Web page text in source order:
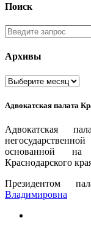
Поиск
Введите
запрос
Архивы
Архивы
Адвокатская палата
Адвокатская
основанной на
Краснодарского
Президентом
Владимировна